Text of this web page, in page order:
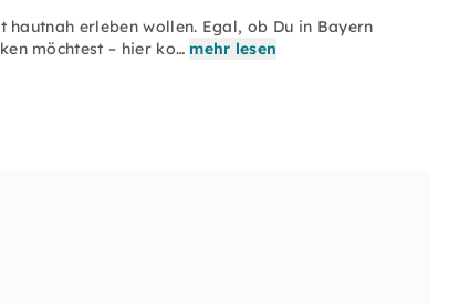
erleben wollen. Egal, ob Du in Bayern
möchtest – hier ko… mehr lesen